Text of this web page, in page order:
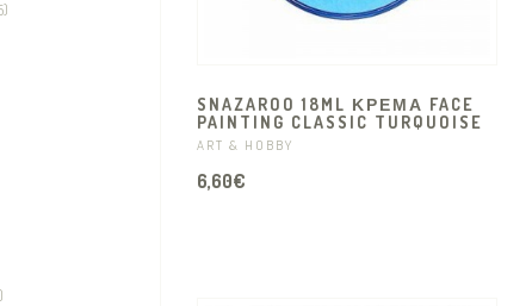
SNAZAROO 18ML ΚΡΈΜΑ FACE
PAINTING CLASSIC TURQUOISE
ART & HOBBY
6,60€